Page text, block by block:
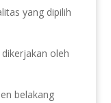
yang dipilih
oleh
belakang